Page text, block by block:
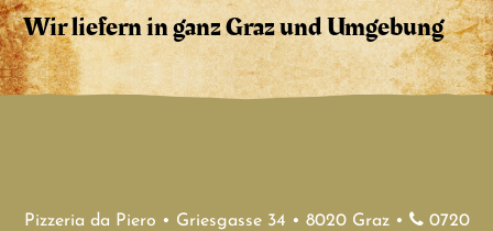
Wir liefern in ganz Graz und Umgebung
Pizzeria da Piero • Griesgasse 34 • 8020 Graz •
0720